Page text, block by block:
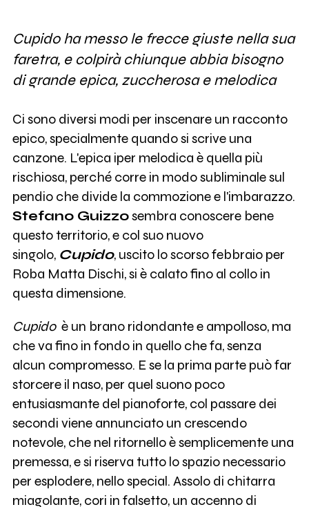
Cupido ha messo le frecce giuste nella sua
faretra, e colpirà chiunque abbia bisogno
di grande epica, zuccherosa e melodica
Ci sono diversi modi per inscenare un racconto
epico, specialmente quando si scrive una
canzone. L'epica iper melodica è quella più
rischiosa, perché corre in modo subliminale sul
pendio che divide la commozione e l'imbarazzo.
Stefano Guizzosembra conoscere bene
questo territorio, e col suo nuovo
singolo, Cupido, uscito lo scorso febbraio per
Roba Matta Dischi, si è calato fino al collo in
questa dimensione.
Cupido è un brano ridondante e ampolloso, ma
che va fino in fondo in quello che fa, senza
alcun compromesso. E se la prima parte può far
storcere il naso, per quel suono poco
entusiasmante del pianoforte, col passare dei
secondi viene annunciato un crescendo
notevole, che nel ritornello è semplicemente una
premessa, e si riserva tutto lo spazio necessario
per esplodere, nello special. Assolo di chitarra
miagolante, cori in falsetto, un accenno di